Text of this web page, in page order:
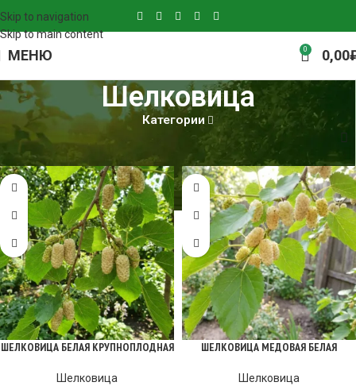
Skip to navigation
Skip to main content
МЕНЮ 0 0,00
Шелковица
Категории
Главная Шелковица
ШЕЛКОВИЦА БЕЛАЯ КРУПНОПЛОДНАЯ
Шелковица
ШЕЛКОВИЦА МЕДОВАЯ БЕЛАЯ
Шелковица